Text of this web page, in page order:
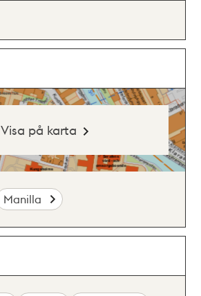
Visa på karta
Manilla